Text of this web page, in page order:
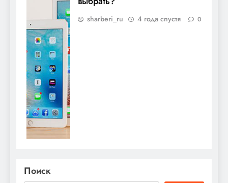
sharberi_ru 4 года спустя 0
Поиск